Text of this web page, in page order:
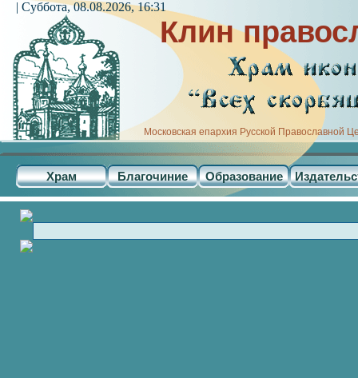
Клин
Московская епархия Русской Православной
Храм Благочиние Образование
| Суббота, 08.08.2026, 16:31